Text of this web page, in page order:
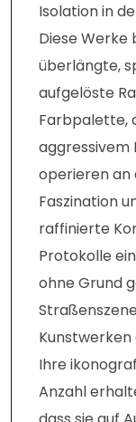
Isolation in
Diese Werke
überlängte,
aufgelöste
Farbpalette,
aggressivem
operieren an
Faszination
raffinierte
Protokolle
ohne Grund
Kunstwerken
Ihre
Anzahl